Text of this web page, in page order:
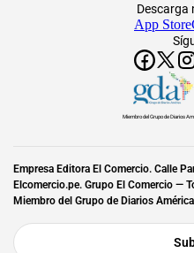
Descarga
App Store
Miembro del Grupo de Diarios
Empresa Editora El Comercio. Calle
Elcomercio.pe. Grupo El Comercio —
Miembro del Grupo de Diarios América